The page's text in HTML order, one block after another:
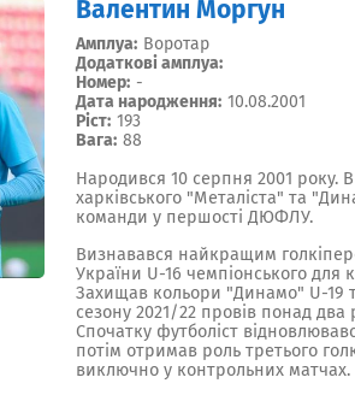
Валентин Моргун
Амплуа: Воротар
Додаткові амплуа:
Номер: -
Дата народження: 10.08.2001
Ріст: 193
Вага: 88
Народився 10 серпня 2001 року.
харківського "Металіста" та
команди у першості ДЮФЛУ.
Визнавався найкращим
України U-16 чемпіонського для
Захищав кольори "Динамо" U-19
сезону 2021/22 провів понад два
Спочатку футболіст
потім отримав роль третього
виключно у контрольних матчах.